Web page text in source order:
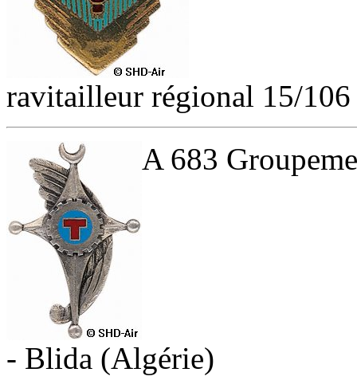
ravitailleur régional 15/
A 683
- Blida (Algérie)